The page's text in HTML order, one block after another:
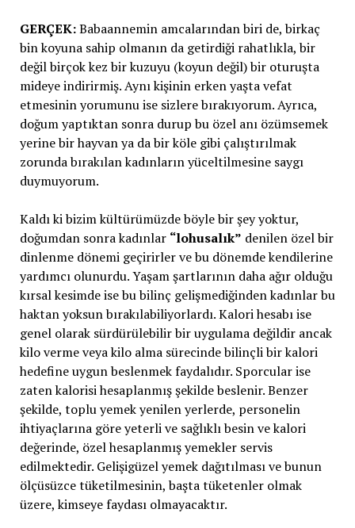
GERÇEK:Babaannemin amcalarından biri de, birkaç
bin koyuna sahip olmanın da getirdiği rahatlıkla, bir
değil birçok kez bir kuzuyu (koyun değil) bir oturuşta
mideye indirirmiş. Aynı kişinin erken yaşta vefat
etmesinin yorumunu ise sizlere bırakıyorum. Ayrıca,
doğum yaptıktan sonra durup bu özel anı özümsemek
yerine bir hayvan ya da bir köle gibi çalıştırılmak
zorunda bırakılan kadınların yüceltilmesine saygı
duymuyorum.
Kaldı ki bizim kültürümüzde böyle bir şey yoktur,
doğumdan sonra kadınlar “lohusalık” denilen özel bir
dinlenme dönemi geçirirler ve bu dönemde kendilerine
yardımcı olunurdu. Yaşam şartlarının daha ağır olduğu
kırsal kesimde ise bu bilinç gelişmediğinden kadınlar bu
haktan yoksun bırakılabiliyorlardı. Kalori hesabı ise
genel olarak sürdürülebilir bir uygulama değildir ancak
kilo verme veya kilo alma sürecinde bilinçli bir kalori
hedefine uygun beslenmek faydalıdır. Sporcular ise
zaten kalorisi hesaplanmış şekilde beslenir. Benzer
şekilde, toplu yemek yenilen yerlerde, personelin
ihtiyaçlarına göre yeterli ve sağlıklı besin ve kalori
değerinde, özel hesaplanmış yemekler servis
edilmektedir. Gelişigüzel yemek dağıtılması ve bunun
ölçüsüzce tüketilmesinin, başta tüketenler olmak
üzere, kimseye faydası olmayacaktır.